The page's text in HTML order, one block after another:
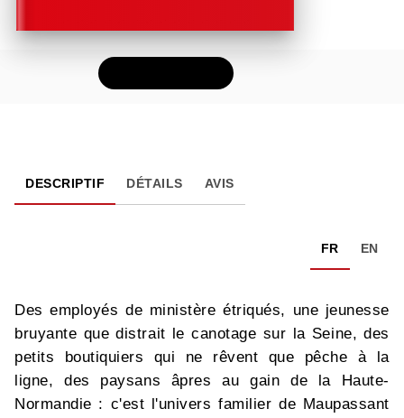
DESCRIPTIF DÉTAILS AVIS
FR EN
Des employés de ministère étriqués, une jeunesse
bruyante que distrait le canotage sur la Seine, des
petits boutiquiers qui ne rêvent que pêche à la
ligne, des paysans âpres au gain de la Haute-
Normandie : c'est l'univers familier de Maupassant